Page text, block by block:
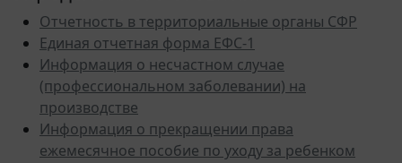
Отчетность в территориальные органы СФР
Единая отчетная форма ЕФС-1
Информация о несчастном случае
(профессиональном заболевании) на
производстве
Информация о прекращении права
ежемесячное пособие по уходу за ребенком